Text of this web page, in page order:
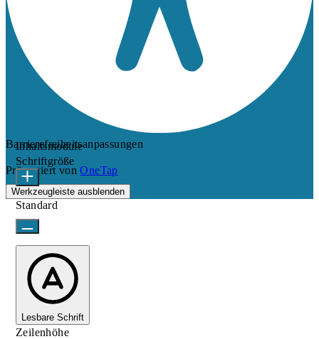
Barrierefreiheitsanpassungen
Präsentiert vonOneTap
Werkzeugleiste ausblenden
Inhaltsmodule
Schriftgröße
Standard
Lesbare Schrift
Zeilenhöhe